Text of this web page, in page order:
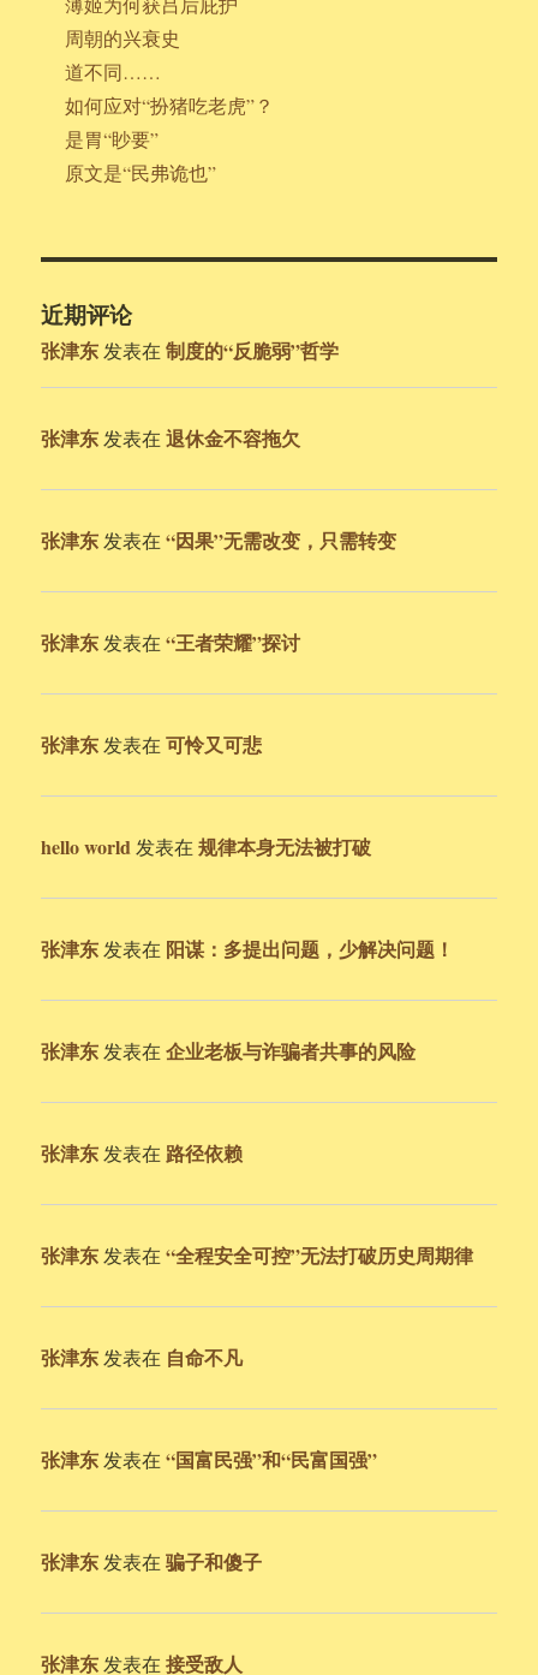
周朝的兴衰史
道不同……
如何应对“扮猪吃老虎”？
是胃“眇要”
原文是“民弗诡也”
近期评论
张津东 发表在制度的“反脆弱”哲学
张津东 发表在退休金不容拖欠
张津东 发表在“因果”无需改变，只需转变
张津东 发表在“王者荣耀”探讨
张津东 发表在可怜又可悲
hello world 发表在规律本身无法被打破
张津东 发表在 阳谋：多提出问题，少解决问题！
张津东 发表在企业老板与诈骗者共事的风险
张津东 发表在 路径依赖
张津东 发表在“全程安全可控”无法打破历史周期律
张津东 发表在 自命不凡
张津东 发表在“国富民强”和“民富国强”
张津东 发表在骗子和傻子
张津东 发表在接受敌人